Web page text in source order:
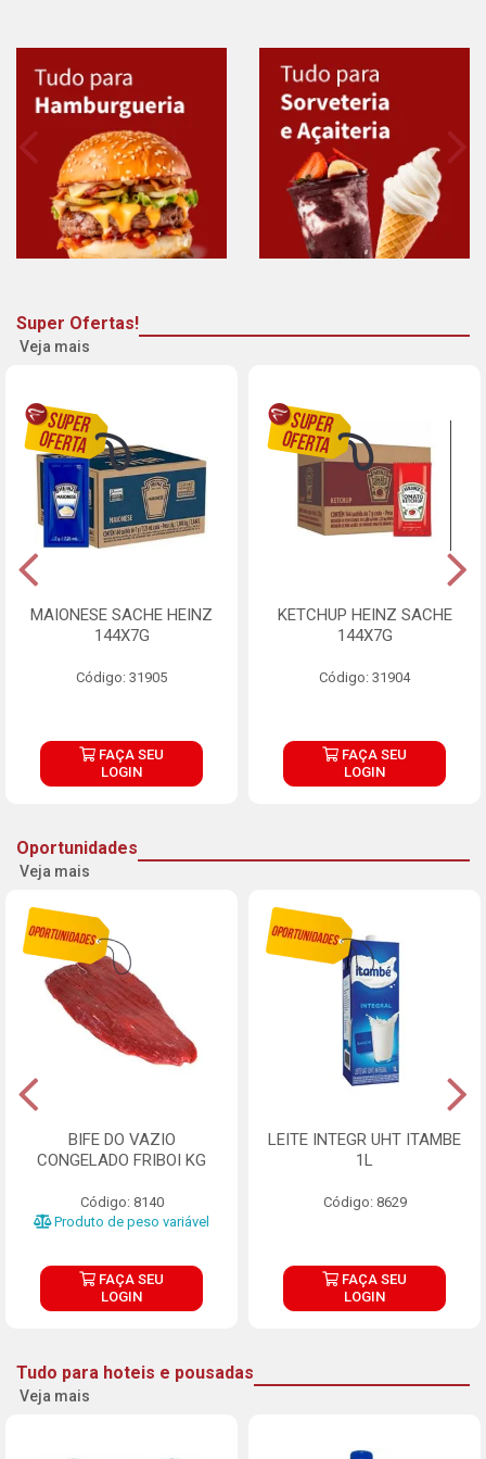
Super Ofertas!
Veja mais
MAIONESE SACHE HEINZ
144X7G
Código: 31905
FAÇA SEU
LOGIN
KETCHUP HEINZ SACHE
144X7G
Código: 31904
FAÇA SEU
LOGIN
Oportunidades
Veja mais
BIFE DO VAZIO
CONGELADO FRIBOI KG
Código: 8140
Produto de peso variável
FAÇA SEU
LOGIN
LEITE INTEGR UHT ITAMBE
1L
Código: 8629
FAÇA SEU
LOGIN
Tudo para hoteis e pousadas
Veja mais